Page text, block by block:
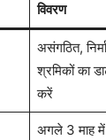
विवरण
असंगठित,
श्रमिकों का
करें
अगले 3 माह में